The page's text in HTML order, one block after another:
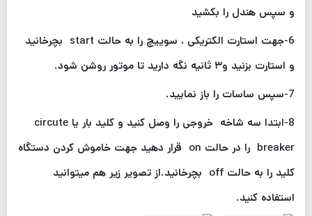
و سپس هندل را بکشید
6-جهت استارت الکتریکی ، سوییچ را به حالت start بچرخانید
و استارت بزنید و۳ ثانیه نگه دارید تا موتور روشن شود.
7-سپس ساسات را باز نمایید.
8-ابتدا سه شاخه خروجی را وصل کنید و کلید بار یا circute
breaker را در حالت on قرار دهید جهت خاموش کردن دستگاه
کلید را به حالت off بچرخانید.از تصویر زیر هم میتوانید
استفاده کنید.